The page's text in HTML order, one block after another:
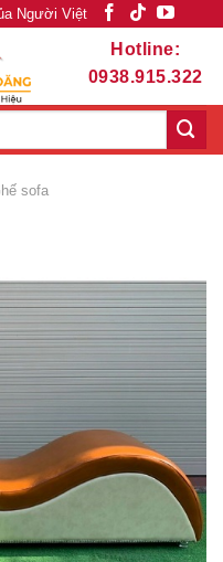
Người Việt
Hotline:
0938.915.322
sofa